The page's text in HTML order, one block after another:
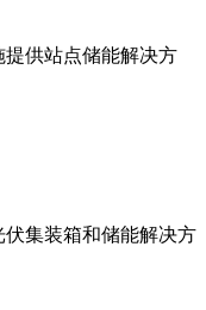
供站点储能解决方
集装箱和储能解决方